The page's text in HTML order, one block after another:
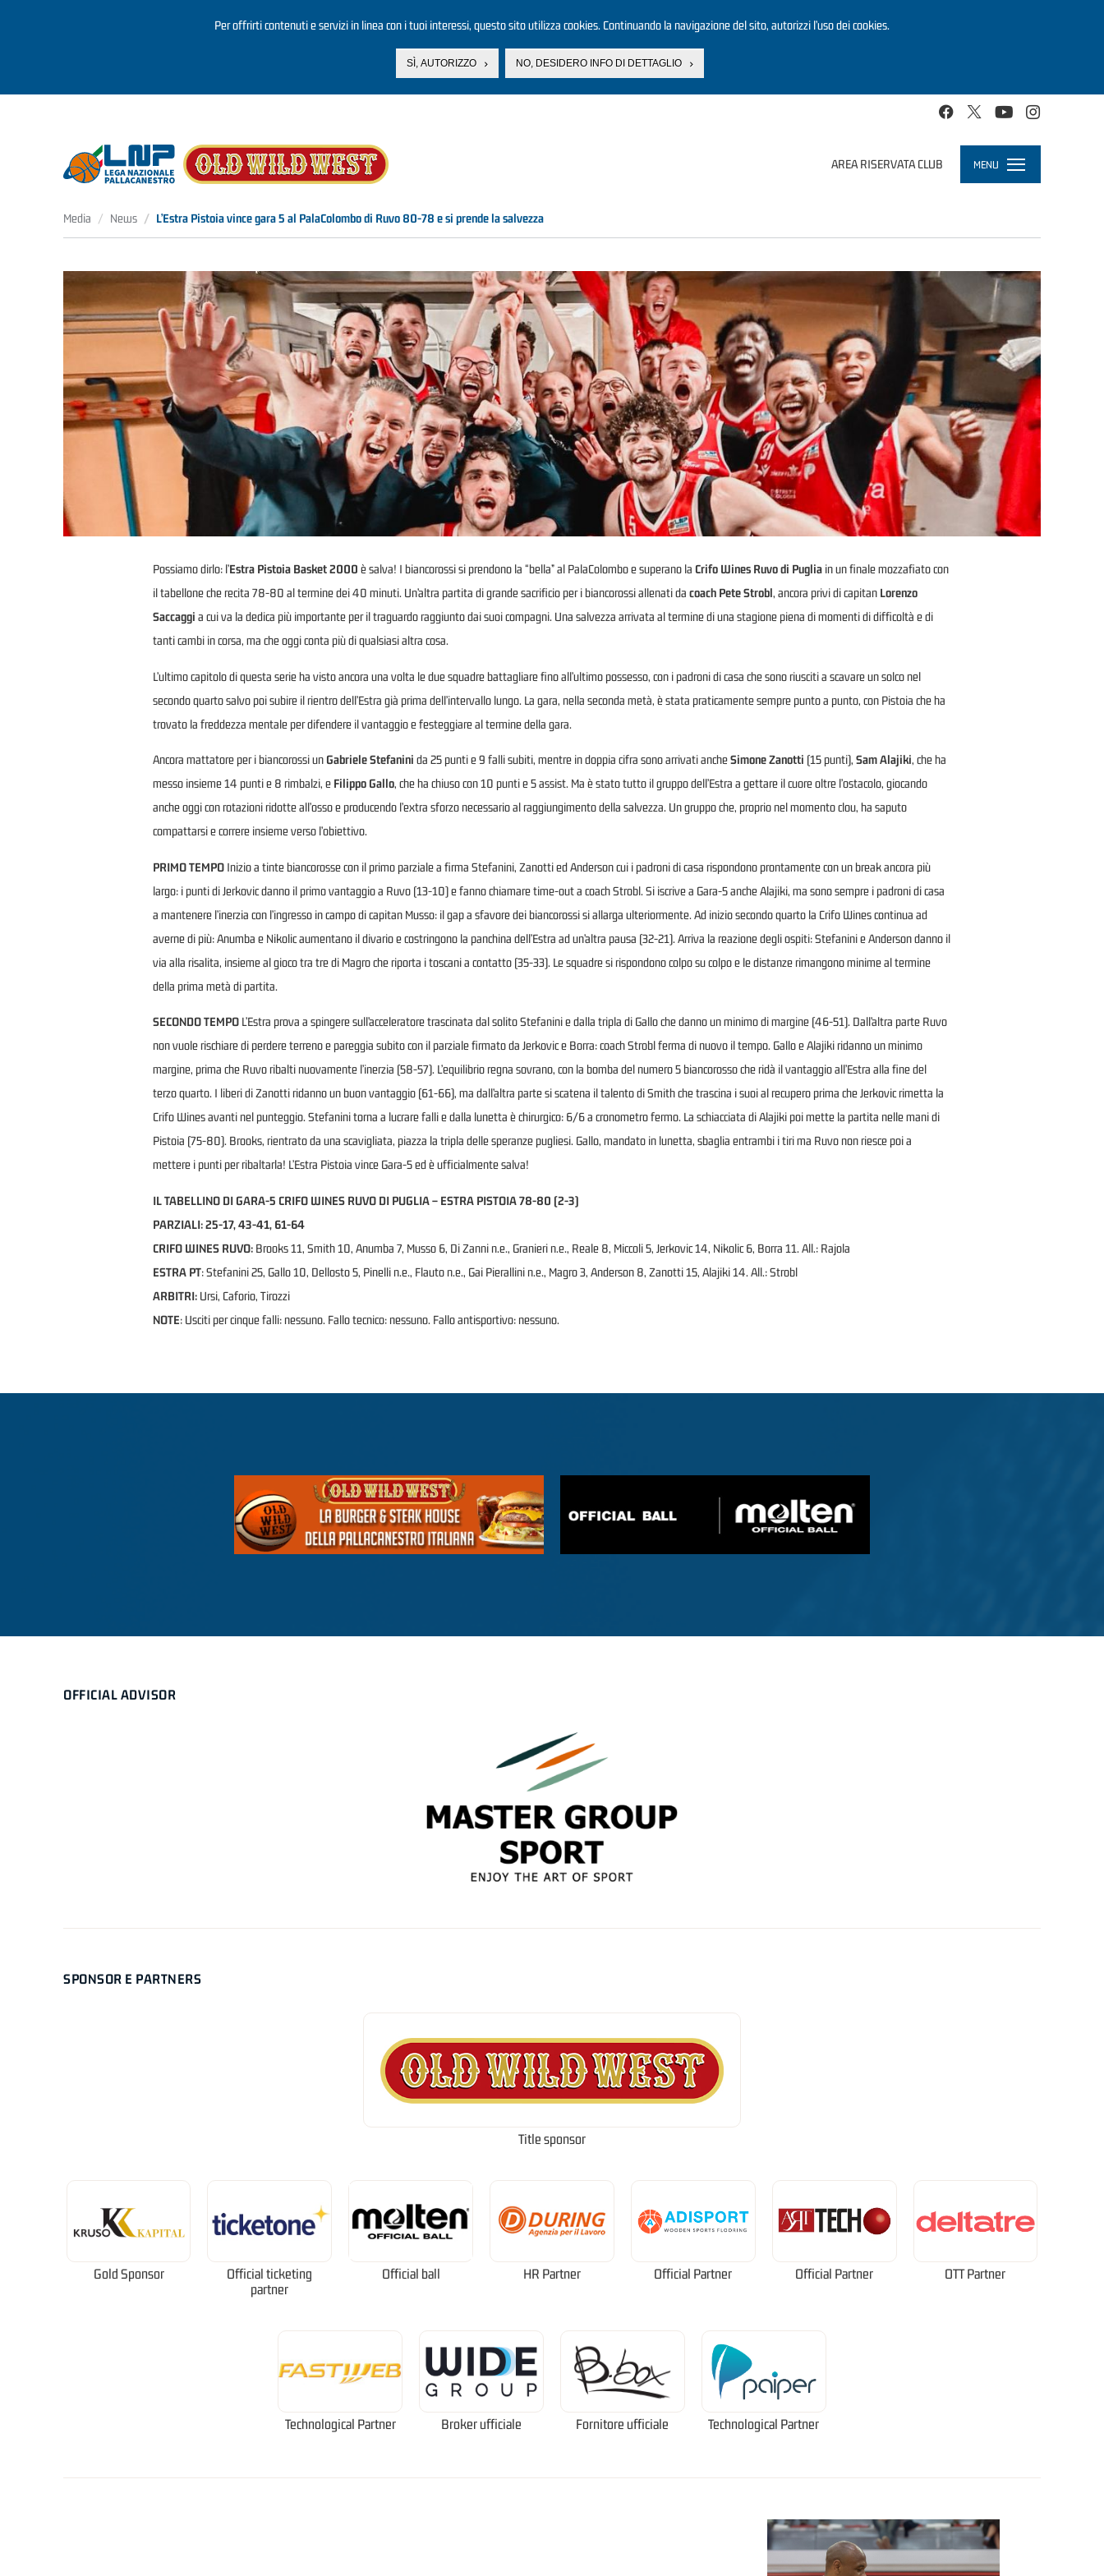
Per offrirti contenuti e servizi in linea con i tuoi interessi, questo sito utilizza cookies. Continuando la navigazione del sito, autorizzi l’uso dei cookies.
SÌ, AUTORIZZO NO, DESIDERO INFO DI DETTAGLIO
AREA RISERVATA CLUB MENU
Toggle
Media
News L’Estra Pistoia vince gara 5 al PalaColombo di Ruvo 80-78 e si prende la salvezza
Possiamo dirlo: l’Estra Pistoia Basket 2000 è salva! I biancorossi si prendono la “bella” al PalaColombo e superano la Crifo Wines Ruvo di Puglia in un finale mozzafiato con
il tabellone che recita 78-80 al termine dei 40 minuti. Un’altra partita di grande sacrificio per i biancorossi allenati da coach Pete Strobl, ancora privi di capitan Lorenzo
Saccaggi a cui va la dedica più importante per il traguardo raggiunto dai suoi compagni. Una salvezza arrivata al termine di una stagione piena di momenti di difficoltà e di
tanti cambi in corsa, ma che oggi conta più di qualsiasi altra cosa.
L’ultimo capitolo di questa serie ha visto ancora una volta le due squadre battagliare fino all’ultimo possesso, con i padroni di casa che sono riusciti a scavare un solco nel
secondo quarto salvo poi subire il rientro dell’Estra già prima dell’intervallo lungo. La gara, nella seconda metà, è stata praticamente sempre punto a punto, con Pistoia che ha
trovato la freddezza mentale per difendere il vantaggio e festeggiare al termine della gara.
Ancora mattatore per i biancorossi un Gabriele Stefaninida 25 punti e 9 falli subiti, mentre in doppia cifra sono arrivati ancheSimone Zanotti (15 punti), Sam Alajiki, che ha
messo insieme 14 punti e 8 rimbalzi, e Filippo Gallo, che ha chiuso con 10 punti e 5 assist. Ma è stato tutto il gruppo dell’Estra a gettare il cuore oltre l’ostacolo, giocando
anche oggi con rotazioni ridotte all’osso e producendo l’extra sforzo necessario al raggiungimento della salvezza. Un gruppo che, proprio nel momento clou, ha saputo
compattarsi e correre insieme verso l’obiettivo.
PRIMO TEMPO Inizio a tinte biancorosse con il primo parziale a firma Stefanini, Zanotti ed Anderson cui i padroni di casa rispondono prontamente con un break ancora più
largo: i punti di Jerkovic danno il primo vantaggio a Ruvo (13-10) e fanno chiamare time-out a coach Strobl. Si iscrive a Gara-5 anche Alajiki, ma sono sempre i padroni di casa
a mantenere l’inerzia con l’ingresso in campo di capitan Musso: il gap a sfavore dei biancorossi si allarga ulteriormente. Ad inizio secondo quarto la Crifo Wines continua ad
averne di più: Anumba e Nikolic aumentano il divario e costringono la panchina dell’Estra ad un’altra pausa (32-21). Arriva la reazione degli ospiti: Stefanini e Anderson danno il
via alla risalita, insieme al gioco tra tre di Magro che riporta i toscani a contatto (35-33). Le squadre si rispondono colpo su colpo e le distanze rimangono minime al termine
della prima metà di partita.
SECONDO TEMPO L’Estra prova a spingere sull’acceleratore trascinata dal solito Stefanini e dalla tripla di Gallo che danno un minimo di margine (46-51). Dall’altra parte Ruvo
non vuole rischiare di perdere terreno e pareggia subito con il parziale firmato da Jerkovic e Borra: coach Strobl ferma di nuovo il tempo. Gallo e Alajiki ridanno un minimo
margine, prima che Ruvo ribalti nuovamente l’inerzia (58-57). L’equilibrio regna sovrano, con la bomba del numero 5 biancorosso che ridà il vantaggio all’Estra alla fine del
terzo quarto. I liberi di Zanotti ridanno un buon vantaggio (61-66), ma dall’altra parte si scatena il talento di Smith che trascina i suoi al recupero prima che Jerkovic rimetta la
Crifo Wines avanti nel punteggio. Stefanini torna a lucrare falli e dalla lunetta è chirurgico: 6/6 a cronometro fermo. La schiacciata di Alajiki poi mette la partita nelle mani di
Pistoia (75-80). Brooks, rientrato da una scavigliata, piazza la tripla delle speranze pugliesi. Gallo, mandato in lunetta, sbaglia entrambi i tiri ma Ruvo non riesce poi a
mettere i punti per ribaltarla! L’Estra Pistoia vince Gara-5 ed è ufficialmente salva!
IL TABELLINO DI GARA-5 CRIFO WINES RUVO DI PUGLIA – ESTRA PISTOIA 78-80 (2-3)
PARZIALI: 25-17, 43-41, 61-64
CRIFO WINES RUVO: Brooks 11, Smith 10, Anumba 7, Musso 6, Di Zanni n.e., Granieri n.e., Reale 8, Miccoli 5, Jerkovic 14, Nikolic 6, Borra 11. All.: Rajola
ESTRA PT: Stefanini 25, Gallo 10, Dellosto 5, Pinelli n.e., Flauto n.e., Gai Pierallini n.e., Magro 3, Anderson 8, Zanotti 15, Alajiki 14. All.: Strobl
ARBITRI: Ursi, Caforio, Tirozzi
NOTE: Usciti per cinque falli: nessuno. Fallo tecnico: nessuno. Fallo antisportivo: nessuno.
OFFICIAL ADVISOR
SPONSOR E PARTNERS
Title sponsor
Gold Sponsor
Official ticketing
partner
Official ball HR Partner Official Partner Official Partner OTT Partner
Technological Partner Broker ufficiale Fornitore ufficiale Technological Partner